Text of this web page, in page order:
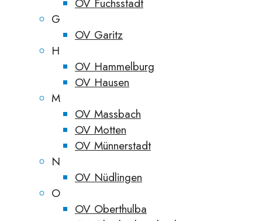
OV Fuchsstadt
G
OV Garitz
H
OV Hammelburg
OV Hausen
M
OV Massbach
OV Motten
OV Münnerstadt
N
OV Nüdlingen
O
OV Oberthulba